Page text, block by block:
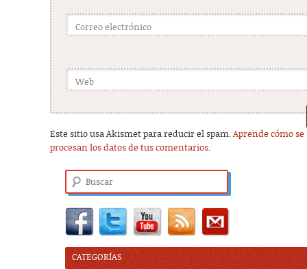
Correo electrónico
Web
Este sitio usa Akismet para reducir el spam.Aprende cómo se
procesan los datos de tus comentarios.
Buscar
CATEGORÍAS